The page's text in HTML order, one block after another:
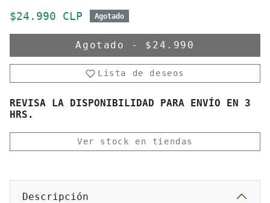
Precio de oferta
$24.990 CLP Agotado
Agotado - $24.990
Lista de deseos
REVISA LA DISPONIBILIDAD PARA ENVÍO EN 3
HRS.
Ver stock en tiendas
Descripción